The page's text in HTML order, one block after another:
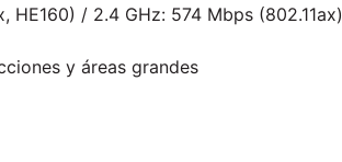
HE160) / 2.4 GHz: 574 Mbps (802.11ax)
y áreas grandes